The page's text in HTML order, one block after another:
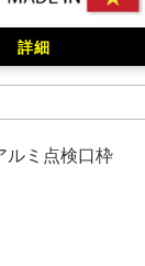
詳細
ルミ点検口枠